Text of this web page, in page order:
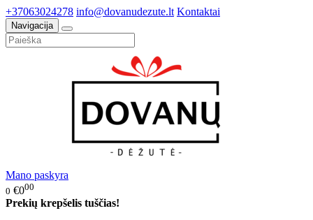
+37063024278 info@dovanudezute.lt Kontaktai
Navigacija
Mano paskyra
0 €000
Prekių krepšelis tuščias!